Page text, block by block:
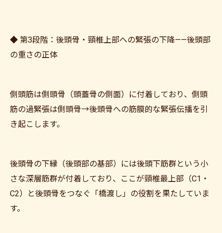
◆ 第3段階：後頭骨・頸椎上部への緊張の下降——後頭部
の重さの正体
側頭筋は側頭骨（頭蓋骨の側面）に付着しており、側頭
筋の過緊張は側頭骨→後頭骨への筋膜的な緊張伝播を引
き起こします。
後頭骨の下縁（後頭部の基部）には後頭下筋群という小
さな深層筋群が付着しており、ここが頸椎最上部（C1・
C2）と後頭骨をつなぐ「橋渡し」の役割を果たしていま
す。